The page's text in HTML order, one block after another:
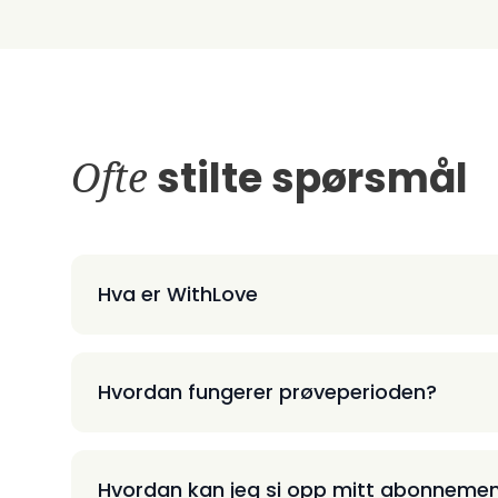
Ofte stilte spørsmål
Hva er WithLove
Hvordan fungerer prøveperioden?
Hvordan kan jeg si opp mitt